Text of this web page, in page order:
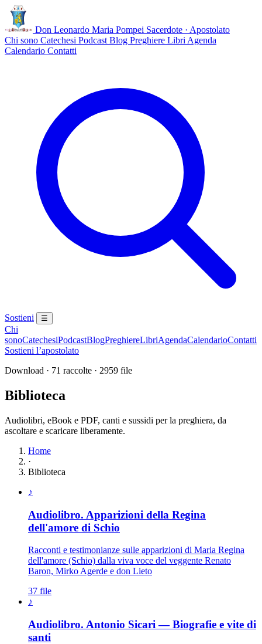
Don Leonardo Maria Pompei Sacerdote · Apostolato
Chi sono Catechesi Podcast Blog Preghiere Libri Agenda
Calendario Contatti
Sostieni ☰
Chi
sonoCatechesiPodcastBlogPreghiereLibriAgendaCalendarioContatti
Sostieni l’apostolato
Download · 71 raccolte · 2959 file
Biblioteca
Audiolibri, eBook e PDF, canti e sussidi per la preghiera, da
ascoltare e scaricare liberamente.
Home
·
Biblioteca
Elenco delle raccolte disponibili
♪
Audiolibro. Apparizioni della Regina
dell'amore di Schio
Racconti e testimonianze sulle apparizioni di Maria Regina
dell'amore (Schio) dalla viva voce del veggente Renato
Baron, Mirko Agerde e don Lieto
37 file
♪
Audiolibro. Antonio Sicari — Biografie e vite di
santi